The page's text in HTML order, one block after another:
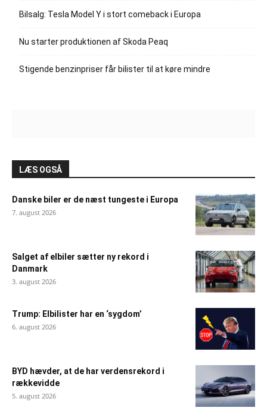
Bilsalg: Tesla Model Y i stort comeback i Europa
Nu starter produktionen af Skoda Peaq
Stigende benzinpriser får bilister til at køre mindre
LÆS OGSÅ
Danske biler er de næst tungeste i Europa
7. august 2026
Salget af elbiler sætter ny rekord i
Danmark
3. august 2026
Trump: Elbilister har en ‘sygdom’
6. august 2026
BYD hævder, at de har verdensrekord i
rækkevidde
5. august 2026